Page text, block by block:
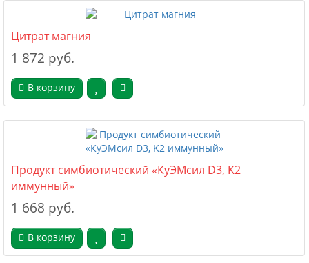
Цитрат магния
1 872 руб.
В корзину
Продукт симбиотический «КуЭМсил D3, K2
иммунный»
1 668 руб.
В корзину